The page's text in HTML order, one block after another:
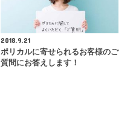
2018.9.21
ポリカルに寄せられるお客様のご
質問にお答えします！